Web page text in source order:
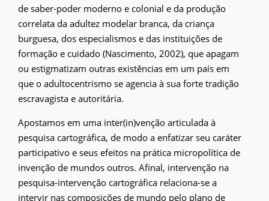
de saber-poder moderno e colonial e da produção
correlata da adultez modelar branca, da criança
burguesa, dos especialismos e das instituições de
formação e cuidado (Nascimento, 2002), que apagam
ou estigmatizam outras existências em um país em
que o adultocentrismo se agencia à sua forte tradição
escravagista e autoritária.
Apostamos em uma inter(in)venção articulada à
pesquisa cartográfica, de modo a enfatizar seu caráter
participativo e seus efeitos na prática micropolítica de
invenção de mundos outros. Afinal, intervenção na
pesquisa-intervenção cartográfica relaciona-se a
intervir nas composições de mundo pelo plano de